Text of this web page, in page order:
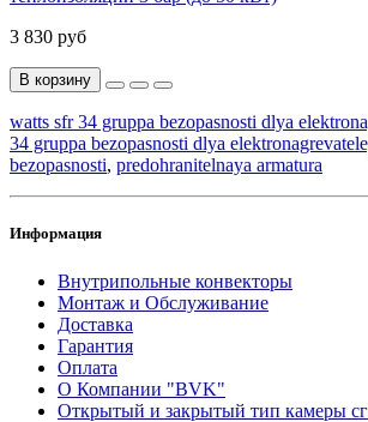
3 830 руб
В корзину
watts sfr 34 gruppa bezopasnosti dlya
34 gruppa bezopasnosti dlya
bezopasnosti, predohranitelnaya armatura
Информация
Внутрипольные конвекторы
Монтаж и Обслуживание
Доставка
Гарантия
Оплата
О Компании "BVK"
Открытый и закрытый тип камеры